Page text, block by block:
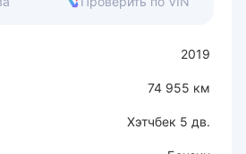
2019
74 955 км
Хэтчбек 5 дв.